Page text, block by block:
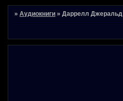
»Аудиокниги »Даррелл Джеральд